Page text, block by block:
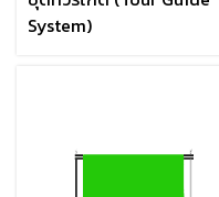
System)